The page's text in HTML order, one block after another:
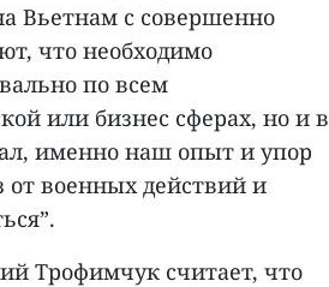
Вьетнам с совершенно
что необходимо
по всем
или бизнес сферах, но и в
именно наш опыт и упор
от военных действий и
Трофимчук считает, что